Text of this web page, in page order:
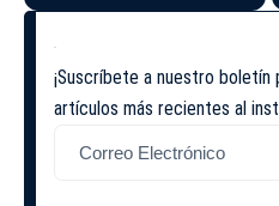
¡Suscríbete a nuestro
artículos más recientes al